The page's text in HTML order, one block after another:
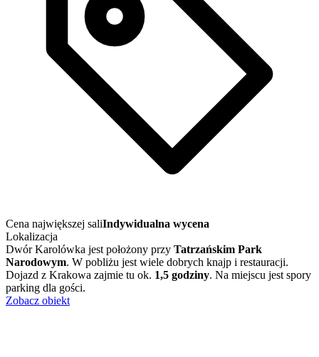
Cena największej saliIndywidualna wycena
Lokalizacja
Dwór Karolówka jest położony przy Tatrzańskim Park
Narodowym. W pobliżu jest wiele dobrych knajp i restauracji.
Dojazd z Krakowa zajmie tu ok. 1,5 godziny. Na miejscu jest spory
parking dla gości.
Zobacz obiekt